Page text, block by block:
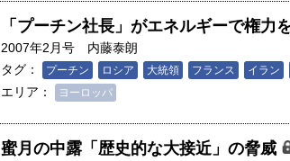
「プーチン社長」がエネルギーで権力
2007年2月号
内藤泰朗
タグ：
プーチン ロシア 大統領 フランス イラン
エリア： ヨーロッパ
蜜月の中露「歴史的な大接近」の脅威